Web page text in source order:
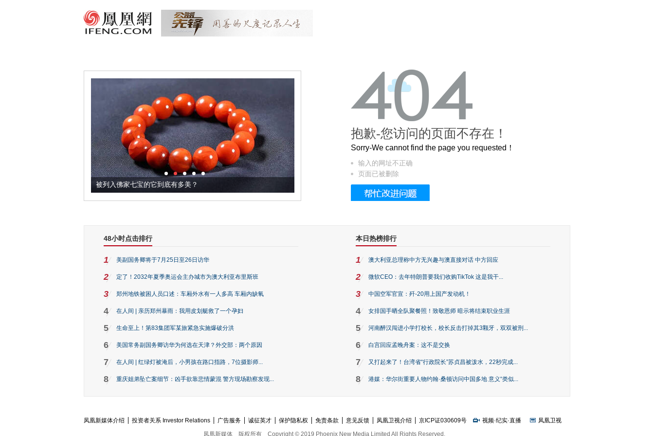
被列入佛家七宝的它到底有多美？ 这个3.2米的长卷，还原了600岁的紫禁城
抱歉-您访问的页面不存在！
Sorry-We cannot find the page you requested！
输入的网址不正确
页面已被删除
48小时点击排行
1 美副国务卿将于7月25日至26日访华
2 定了！2032年夏季奥运会主办城市为澳大利亚布里斯班
3 郑州地铁被困人员口述：车厢外水有一人多高 车厢内缺氧
4 在人间 | 亲历郑州暴雨：我用皮划艇救了一个孕妇
5 生命至上！第83集团军某旅紧急实施爆破分洪
6 美国常务副国务卿访华为何选在天津？外交部：两个原因
7 在人间 | 红绿灯被淹后，小男孩在路口指路，7位摄影师...
8 重庆姐弟坠亡案细节：凶手欲靠悲情蒙混 警方现场勘察发现...
本日热榜排行
1 澳大利亚总理称中方无兴趣与澳直接对话 中方回应
2 微软CEO：去年特朗普要我们收购TikTok 这是我干...
3 中国空军官宣：歼-20用上国产发动机！
4 女排国手晒全队聚餐照！致敬恩师 暗示将结束职业生涯
5 河南醉汉闯进小学打校长，校长反击打掉其3颗牙，双双被刑...
6 白宫回应孟晚舟案：这不是交换
7 又打起来了！台湾省“行政院长”苏贞昌被泼水，22秒完成...
8 港媒：华尔街重要人物约翰·桑顿访问中国多地 意义“类似...
凤凰新媒体介绍 投资者关系 Investor Relations 广告服务 诚征英才 保护隐私权 免责条款 意见反馈 凤凰卫视介绍 京ICP证030609号 视频·纪实·直播
凤凰卫视
凤凰新媒体
版权所有 Copyright © 2019 Phoenix New Media Limited All Rights Reserved.